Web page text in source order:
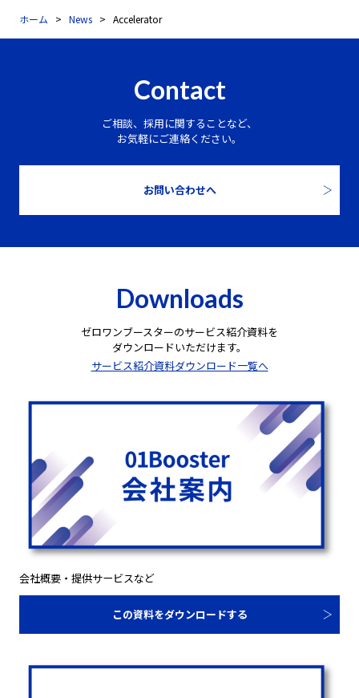
ホーム News Accelerator
Contact
ご相談、採用に関することなど、
お気軽にご連絡ください。
お問い合わせへ
Downloads
ゼロワンブースターのサービス紹介資料を
ダウンロードいただけます。
サービス紹介資料ダウンロード一覧へ
会社概要・提供サービスなど
この資料をダウンロードする